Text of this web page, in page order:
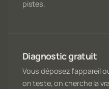
pistes.
Diagnostic gratuit
Vous déposez l'appareil
on teste, on cherche la